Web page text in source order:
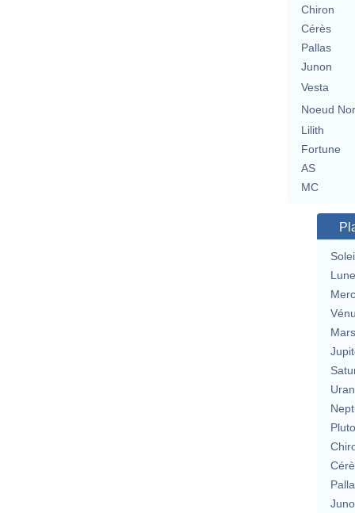
Chiron
Cérès
Pallas
Junon
Vesta
Noeud
Lilith
Fortune
AS
MC
Lune
Mars